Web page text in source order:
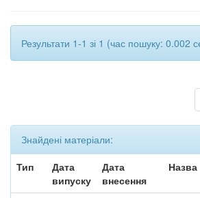
Результати 1-1 зі 1 (час пошуку: 0.002
Знайдені матеріали:
Тип
Дата
випуску
Дата
внесення
Назва